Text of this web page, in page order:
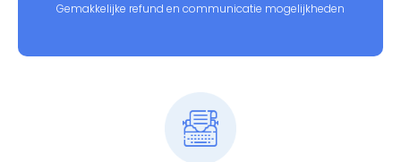
Gemakkelijke refund en communicatie mogelijkheden